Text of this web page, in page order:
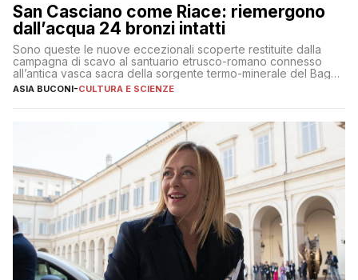
San Casciano come Riace: riemergono
dall’acqua 24 bronzi intatti
Sono queste le nuove eccezionali scoperte restituite dalla
campagna di scavo al santuario etrusco-romano connesso
all’antica vasca sacra della sorgente termo-minerale del Bagno
Grande
ASIA BUCONI-CULTURA E SCIENZE